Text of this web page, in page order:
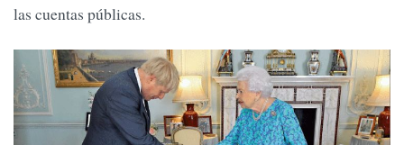
las cuentas públicas.